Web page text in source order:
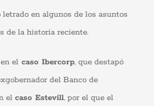
letrado en algunos de los asuntos
de la historia reciente.
el caso Ibercorp, que destapó
del Banco de
el caso Estevill, por el que el